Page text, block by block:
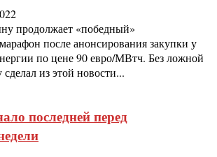
продолжает «победный»
после анонсирования закупки у
по цене 90 евро/МВтч. Без ложной
из этой новости...
последней перед